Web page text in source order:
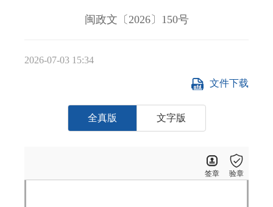
闽政文〔2026〕150号
2026-07-03 15:34
全真版 文字版
文件下载